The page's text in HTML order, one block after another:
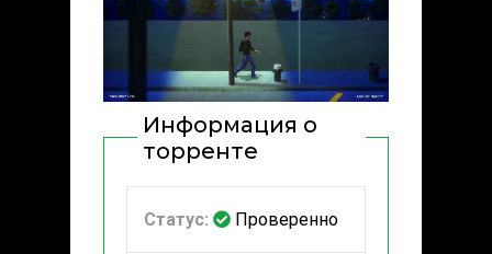
Информация о
торренте
Статус: Проверенно